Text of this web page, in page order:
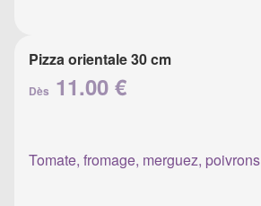
Pizza orientale 30 cm
Dès 11.00 €
Tomate, fromage, merguez, poivrons